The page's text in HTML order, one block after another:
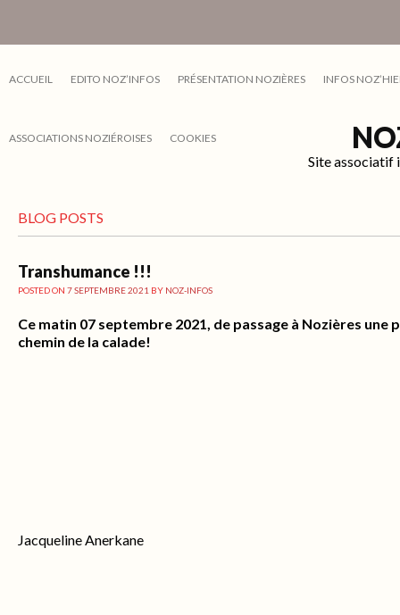
ACCUEIL EDITO NOZ’INFOS PRÉSENTATION NOZIÈRES INFOS
ASSOCIATIONS NOZIÉROISES COOKIES
Site associatif
BLOG POSTS
Transhumance !!!
POSTED ON 7 SEPTEMBRE 2021 BY NOZ-INFOS
Ce matin 07 septembre 2021, de passage à Nozières
chemin de la calade!
Jacqueline Anerkane